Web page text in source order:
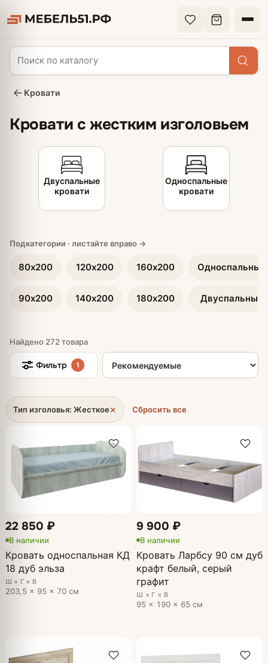
Кровати
Кровати с жестким изголовьем
Двуспальные
кровати
Односпальные
кровати
80х200
90х200
120х200
140х200
160х200
180х200
Односпальные
Двуспальные
Найдено 272 товара
Фильтр 1
Сортировка товаров
Тип изголовья: Жесткое× Сбросить все
22 850 ₽
В наличии
Кровать односпальная КД
18 дуб эльза
Ш × Г × В
203,5 × 95 × 70 см
9 900 ₽
В наличии
Кровать Ларбсу 90 см дуб
крафт белый, серый
графит
Ш × Г × В
95 × 190 × 65 см